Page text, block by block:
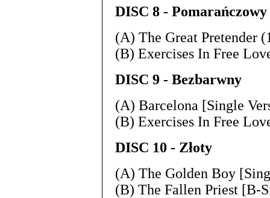
DISC 8 - Pomarańczowy
(A) The Great Pretender
(B) Exercises In Free
DISC 9 - Bezbarwny
(A) Barcelona [Single
(B) Exercises In Free
DISC 10 - Złoty
(A) The Golden Boy
(B) The Fallen Priest